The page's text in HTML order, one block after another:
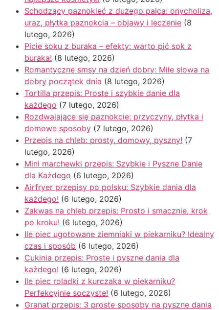
Schodzący paznokieć z dużego palca: onycholiza,
uraz, płytka paznokcia – objawy i leczenie (8
lutego, 2026)
Picie soku z buraka – efekty: warto pić sok z
buraka! (8 lutego, 2026)
Romantyczne smsy na dzień dobry: Miłe słowa na
dobry początek dnia (8 lutego, 2026)
Tortilla przepis: Proste i szybkie danie dla
każdego (7 lutego, 2026)
Rozdwajające się paznokcie: przyczyny, płytka i
domowe sposoby (7 lutego, 2026)
Przepis na chleb: prosty, domowy, pyszny! (7
lutego, 2026)
Mini marchewki przepis: Szybkie i Pyszne Danie
dla Każdego (6 lutego, 2026)
Airfryer przepisy po polsku: Szybkie dania dla
każdego! (6 lutego, 2026)
Zakwas na chleb przepis: Prosto i smacznie, krok
po kroku! (6 lutego, 2026)
Ile piec ugotowane ziemniaki w piekarniku? Idealny
czas i sposób (6 lutego, 2026)
Cukinia przepis: Proste i pyszne dania dla
każdego! (6 lutego, 2026)
Ile piec roladki z kurczaka w piekarniku?
Perfekcyjnie soczyste! (6 lutego, 2026)
Granat przepis: 3 proste sposoby na pyszne dania